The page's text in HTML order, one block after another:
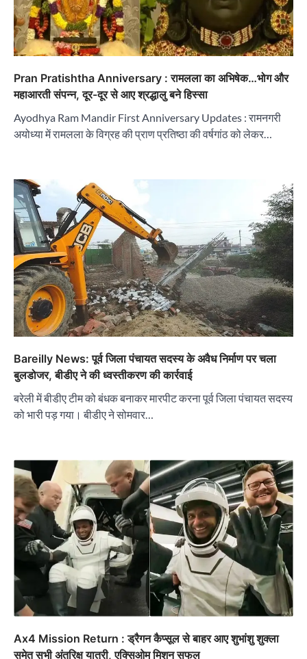
Pran Pratishtha Anniversary : रामलला का अभिषेक…भोग और
महाआरती संपन्न, दूर-दूर से आए श्रद्धालु बने हिस्सा
Ayodhya Ram Mandir First Anniversary Updates : रामनगरी
अयोध्या में रामलला के विग्रह की प्राण प्रतिष्ठा की वर्षगांठ को लेकर…
Bareilly News: पूर्व जिला पंचायत सदस्य के अवैध निर्माण पर चला
बुलडोजर, बीडीए ने की ध्वस्तीकरण की कार्रवाई
बरेली में बीडीए टीम को बंधक बनाकर मारपीट करना पूर्व जिला पंचायत सदस्य
को भारी पड़ गया। बीडीए ने सोमवार…
Ax4 Mission Return : ड्रैगन कैप्सूल से बाहर आए शुभांशु शुक्ला
समेत सभी अंतरिक्ष यात्री, एक्सिओम मिशन सफल